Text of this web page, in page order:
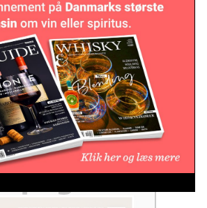
Lovende høst på Sicilien
Vinverdenen mister en pioner:
Emidio Pepe er død